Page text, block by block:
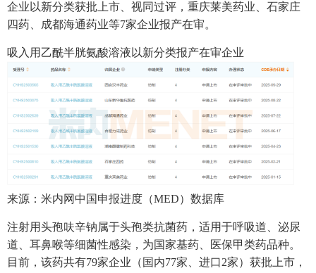
企业以新分类获批上市、视同过评，重庆莱美药业、石家庄
四药、成都海通药业等7家企业报产在审。
吸入用乙酰半胱氨酸溶液以新分类报产在审企业
来源：米内网中国申报进度（MED）数据库
注射用头孢呋辛钠属于头孢类抗菌药，适用于呼吸道、泌尿
道、耳鼻喉等细菌性感染，为国家基药、医保甲类药品种。
目前，该药共有79家企业（国内77家、进口2家）获批上市，